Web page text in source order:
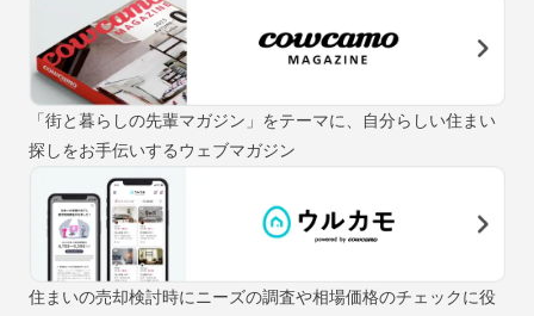
「街と暮らしの先輩マガジン」をテーマに、自分らしい住まい
探しをお手伝いするウェブマガジン
住まいの売却検討時にニーズの調査や相場価格のチェックに役